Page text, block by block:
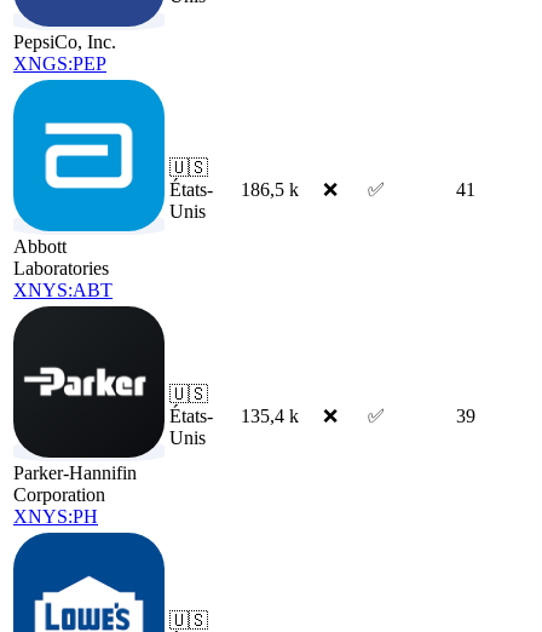
PepsiCo, Inc.
XNGS:PEP
Abbott
Laboratories
XNYS:ABT
🇺🇸
États-
Unis
186,5 k ❌ ✅ 41
Parker-Hannifin
Corporation
XNYS:PH
🇺🇸
États-
Unis
135,4 k ❌ ✅ 39
🇺🇸